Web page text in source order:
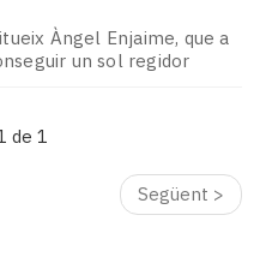
Àngel Enjaime, que a
un sol regidor
de 1
Següent >